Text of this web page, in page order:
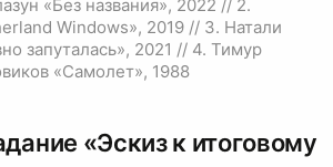
«Без названия», 2022 // 2.
Windows», 2019 // 3. Натали
запуталась», 2021 // 4. Тимур
«Самолет», 1988
«Эскиз к итоговому